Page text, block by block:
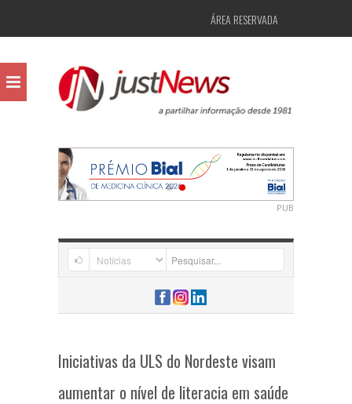
ÁREA RESERVADA
PUB
Iniciativas da ULS do Nordeste visam
aumentar o nível de literacia em saúde